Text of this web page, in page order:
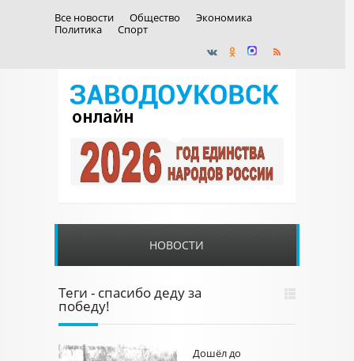
Все новости Общество
Экономика
Политика
Спорт
НОВОСТИ
Теги - спасибо деду за
победу!
Дошёл до